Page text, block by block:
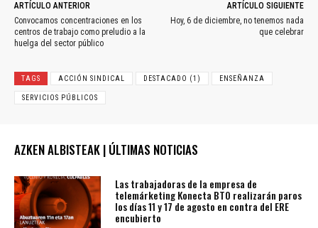
ARTÍCULO ANTERIOR
Convocamos concentraciones en los
centros de trabajo como preludio a la
huelga del sector público
ARTÍCULO SIGUIENTE
Hoy, 6 de diciembre, no tenemos nada
que celebrar
TAGS ACCIÓN SINDICAL DESTACADO (1) ENSEÑANZA
SERVICIOS PÚBLICOS
AZKEN ALBISTEAK | ÚLTIMAS NOTICIAS
Las trabajadoras de la empresa de
telemárketing Konecta BTO realizarán paros
los días 11 y 17 de agosto en contra del ERE
encubierto